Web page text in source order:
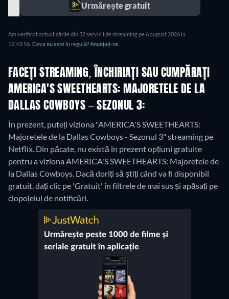
Urmărește gratuit
Am verificat actualizările din 32 servicii de streaming pe 6 august 2026 la
12:43:56. Ceva nu este în regulă? Anunțați-ne.
FACEȚI STREAMING, ÎNCHIRIAȚI SAU CUMPĂRAȚI
AMERICA'S SWEETHEARTS: MAJORETELE DE LA
DALLAS COWBOYS – SEZONUL 3:
În prezent, puteți viziona "AMERICA'S SWEETHEARTS:
Majoretele de la Dallas Cowboys - Sezonul 3" streaming pe
Netflix. Din păcate, nu există în prezent opțiuni gratuite
pentru a viziona AMERICA'S SWEETHEARTS: Majoretele de
la Dallas Cowboys. Dacă doriți să știți când va fi disponibil
gratuit, dați clic pe 'Gratuit' în filtrele de mai sus și apăsați pe
clopoțelul de notificări.